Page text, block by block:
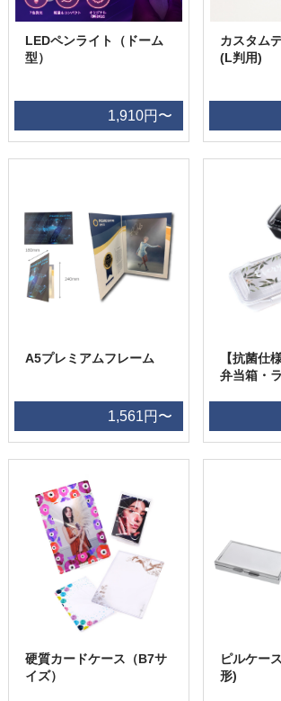
LEDペンライト（ドーム
型）
1,910円〜
カスタム
(L判用)
A5プレミアムフレーム
1,561円〜
【抗菌仕
弁当箱・
硬質カードケース（B7サ
イズ）
ピルケー
形)